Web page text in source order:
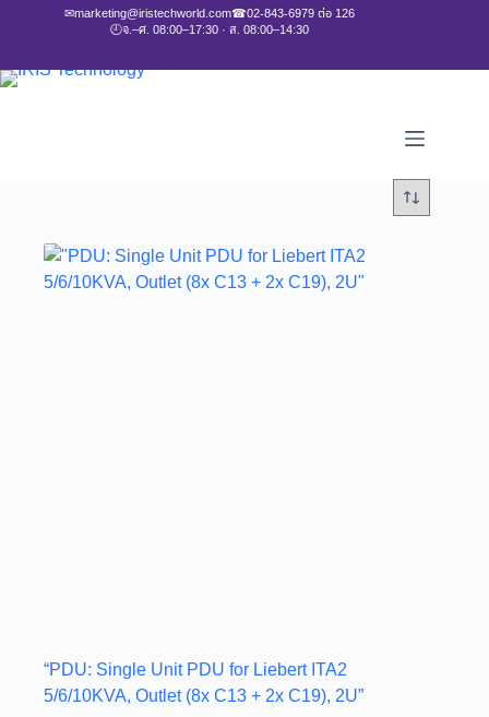
✉marketing@iristechworld.com☎02-843-6979 ต่อ 126
🕘จ.–ศ. 08:00–17:30 · ส. 08:00–14:30
“PDU: Single Unit PDU for Liebert ITA2
5/6/10KVA, Outlet (8x C13 + 2x C19), 2U”